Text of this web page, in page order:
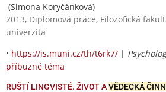
(Simona Koryčánková)
2013, Diplomová práce, Filozofická
univerzita
• https://is.muni.cz/th/t6rk7/ |
příbuzné téma
RUŠTÍ LINGVISTÉ. ŽIVOT AVĚDECKÁ